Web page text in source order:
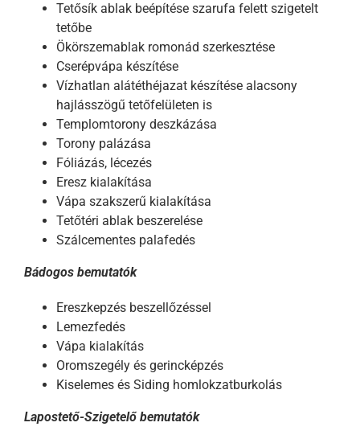
Tetősík ablak beépítése szarufa felett szigetelt
tetőbe
Ökörszemablak romonád szerkesztése
Cserépvápa készítése
Vízhatlan alátéthéjazat készítése alacsony
hajlásszögű tetőfelületen is
Templomtorony deszkázása
Torony palázása
Fóliázás, lécezés
Eresz kialakítása
Vápa szakszerű kialakítása
Tetőtéri ablak beszerelése
Szálcementes palafedés
Bádogos bemutatók
Ereszkepzés beszellőzéssel
Lemezfedés
Vápa kialakítás
Oromszegély és gerincképzés
Kiselemes és Siding homlokzatburkolás
Lapostető-Szigetelő bemutatók